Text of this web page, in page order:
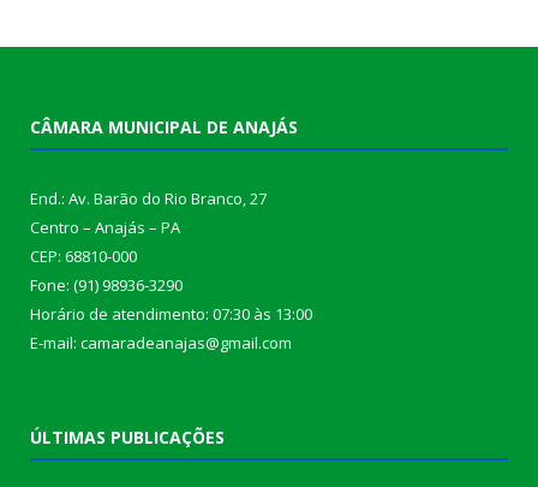
CÂMARA MUNICIPAL DE ANAJÁS
End.: Av. Barão do Rio Branco, 27
Centro – Anajás – PA
CEP: 68810-000
Fone: (91) 98936-3290
Horário de atendimento: 07:30 às 13:00
E-mail: camaradeanajas@gmail.com
ÚLTIMAS PUBLICAÇÕES